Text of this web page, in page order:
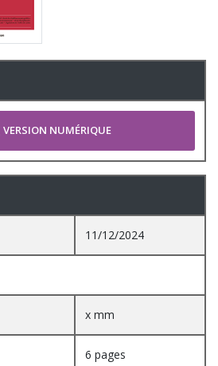
VERSION NUMÉRIQUE
11/12/2024
x mm
6 pages